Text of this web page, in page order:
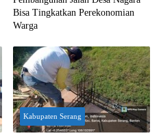
Bisa Tingkatkan Perekonomian
Warga
Kabupaten Serang